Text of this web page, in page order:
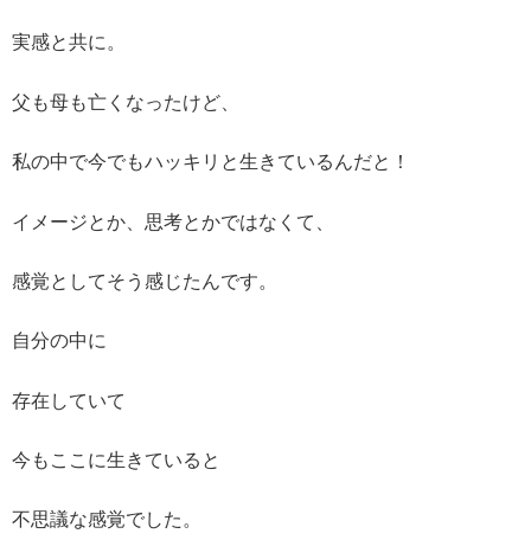
実感と共に。
父も母も亡くなったけど、
私の中で今でもハッキリと生きているんだと！
イメージとか、思考とかではなくて、
感覚としてそう感じたんです。
自分の中に
存在していて
今もここに生きていると
不思議な感覚でした。